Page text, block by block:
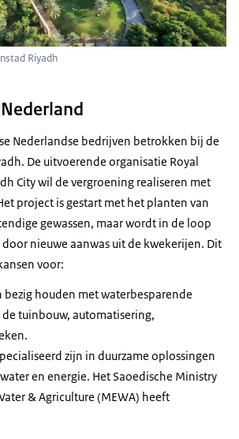
Riyadh
Nederlandse bedrijven betrokken bij de
De uitvoerende organisatie Royal
Citywil de vergroening realiseren met
project is gestart met het planten van
gewassen, maar wordt in de loop
nieuwe aanwas uit de kwekerijen. Dit
voor:
bezig houden met waterbesparende
tuinbouw, automatisering,
zijn in duurzame oplossingen
en energie. Het Saoedische Ministry
& Agriculture (MEWA) heeft